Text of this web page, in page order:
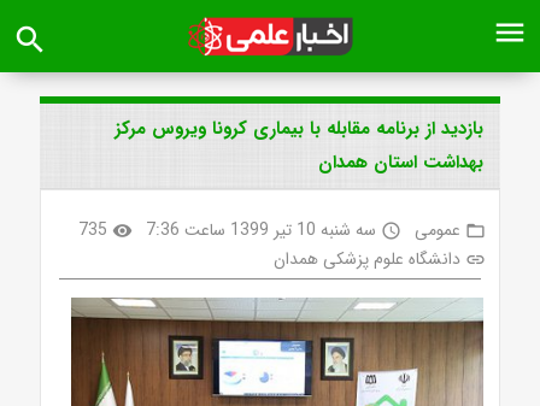
menu
search
بازدید از برنامه مقابله با بیماری کرونا ویروس مرکز
بهداشت استان همدان
folder_open عمومی access_time سه شنبه 10 تیر 1399 ساعت 7:36 visibility
735
link دانشگاه علوم پزشکی همدان